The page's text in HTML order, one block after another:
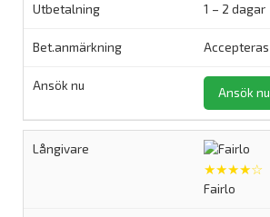
1 – 2 dagar
Accepteras
Ansök nu
★★★★☆
Fairlo